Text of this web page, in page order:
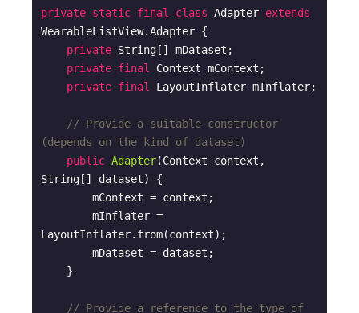
private static final class Adapter extends
WearableListView.Adapter {
private String[] mDataset;
private final
Context mContext;
private final LayoutInflater mInflater;
// Provide a suitable constructor
(depends on the kind of dataset)
public Adapter(Context context,
String[] dataset)
{
LayoutInflater.from(context);
// Provide a reference to the type of